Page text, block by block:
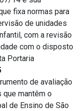
fixa normas para
de unidades
com a revisão
com o disposto
Portaria
de avaliação
que mantêm o
de Ensino de São